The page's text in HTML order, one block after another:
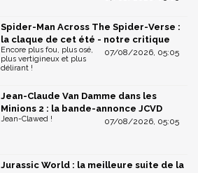
Spider-Man Across The Spider-Verse :
la claque de cet été - notre critique
07/08/2026, 05:05
Encore plus fou, plus osé,
plus vertigineux et plus
délirant !
Jean-Claude Van Damme dans les
Minions 2 : la bande-annonce JCVD
07/08/2026, 05:05
Jean-Clawed !
Jurassic World : la meilleure suite de la